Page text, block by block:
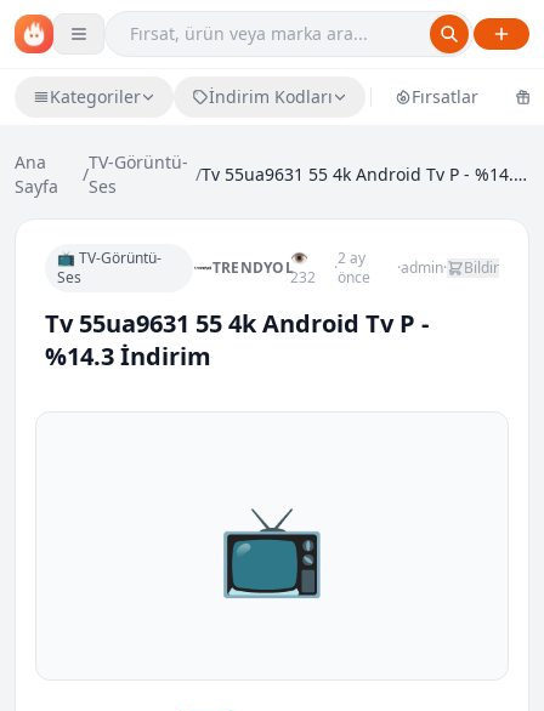
Kategoriler İndirim Kodları Fırsatlar
Ana
Sayfa
/
TV-Görüntü-
Ses
/ Tv 55ua9631 55 4k Android Tv P - %14.3 İndirim
📺 TV-Görüntü-
Ses
TRENDYOL👁
232
·2 ay
önce
·admin· Bildir
Tv 55ua9631 55 4k Android Tv P -
%14.3 İndirim
📺